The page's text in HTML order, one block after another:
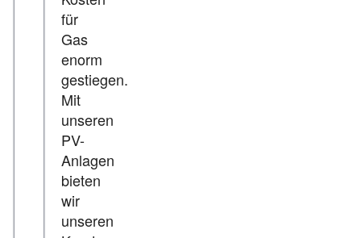
für
Gas
enorm
gestiegen.
Mit
unseren
PV-
Anlagen
bieten
wir
unseren